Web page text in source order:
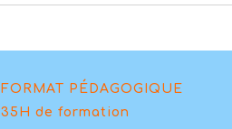
FORMAT PÉDAGOGIQUE
35H de formation